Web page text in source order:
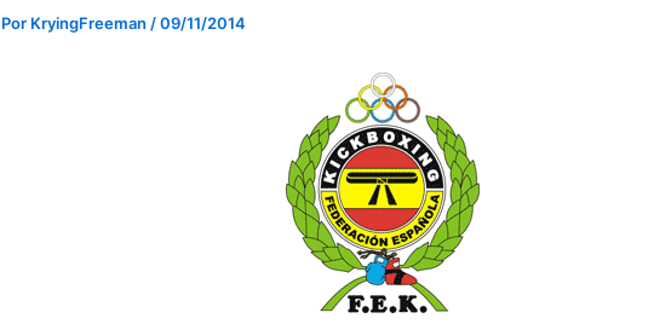
Por KryingFreeman /09/11/2014